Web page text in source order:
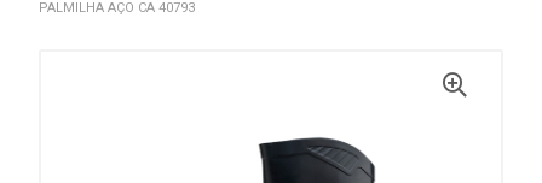
PALMILHA AÇO CA 40793